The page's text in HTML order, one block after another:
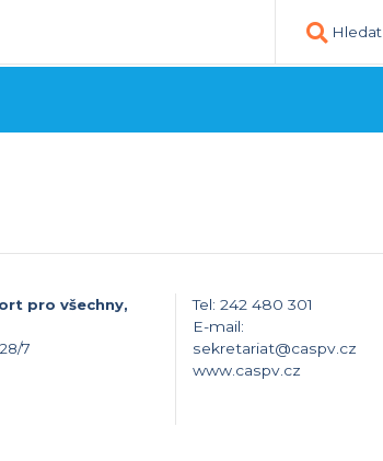
Hledat
pro všechny,
7
Tel: 242 480 301
E-mail:
sekretariat@caspv.cz
www.caspv.cz